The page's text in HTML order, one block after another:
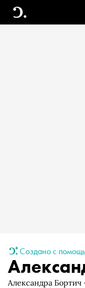
Создано с
Александра Бортич